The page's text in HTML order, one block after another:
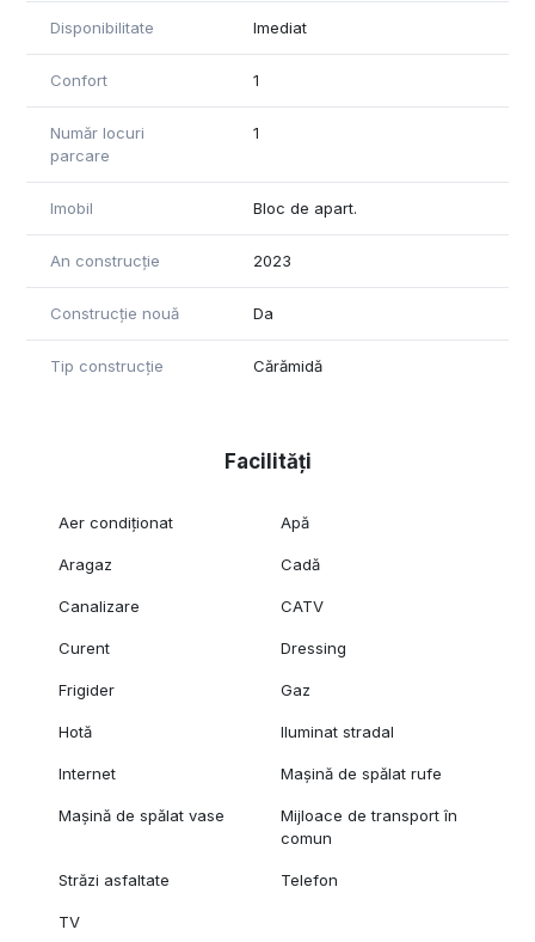
Disponibilitate Imediat
Confort 1
Număr locuri
parcare
1
Imobil Bloc de apart.
An construcție 2023
Construcție nouă Da
Tip construcție Cărămidă
Facilități
Aer condiționat Apă
Aragaz Cadă
Canalizare CATV
Curent Dressing
Frigider Gaz
Hotă Iluminat stradal
Internet Mașină de spălat rufe
Mașină de spălat vase
Mijloace de transport în
comun
Străzi asfaltate Telefon
TV